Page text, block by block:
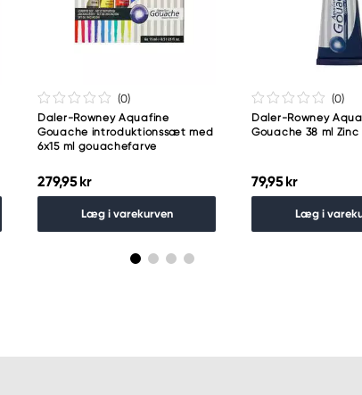
(0)
Daler-Rowney Aquafine
Gouache introduktionssæt med
6x15 ml gouachefarve
279,95 kr
Læg i varekurven
(0)
Daler-Rowney
Gouache 38 ml
79,95 kr
Læg i